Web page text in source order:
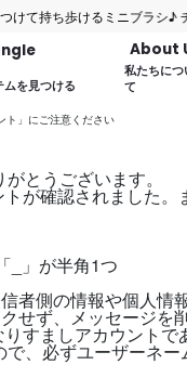
ち歩けるミニブラシ♪ チャ
を見つける
About
私たちにつ
て
ト」にご注意ください
とうございます。
が確認されました
_」が半角1つ
側の情報や個人情
ず、メッセージを
すましアカウントで
、必ずユーザーネ